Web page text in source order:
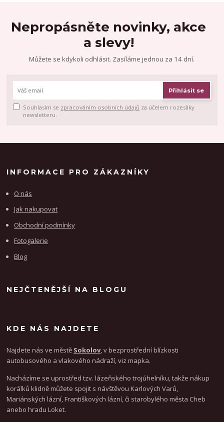
Nepropásněte novinky, akce
a slevy!
Můžete se kdykoli odhlásit. Zasíláme jednou za 14 dní.
Přihlásit se
Souhlasím se zpracováním osobních údajů za účelem rozesílky
newsletteru.
INFORMACE PRO ZÁKAZNÍKY
O nás
Jak nakupovat
Obchodní podmínky
Fotogalerie
Blog
NEJČTENĚJŠÍ NA BLOGU
KDE NÁS NAJDETE
Najdete nás ve městě Sokolov, v bezprostřední blízkosti
autobusového a vlakového nádraží, viz mapka.
Nacházíme se uprostřed tzv. lázeňského trojúhelníku, takže nákup
korálků klidně můžete spojit s návštěvou Karlových Varů,
Mariánských lázní, Františkových lázní, či starobylého města Cheb
anebo hradu Loket.